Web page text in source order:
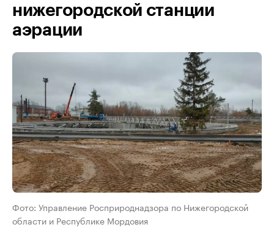
нижегородской станции
аэрации
Фото: Управление Росприроднадзора по Нижегородской
области и Республике Мордовия